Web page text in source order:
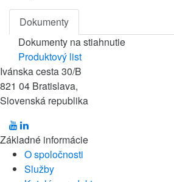
Dokumenty
Dokumenty na stiahnutie
Produktový list
Ivánska cesta 30/B
821 04 Bratislava,
Slovenská republika
Základné informácie
O spoločnosti
Služby